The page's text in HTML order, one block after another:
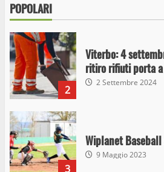
POPOLARI
2
3
Wiplanet Baseball
9 Maggio 2023
La Polizia di Stato
delle auto in sosta